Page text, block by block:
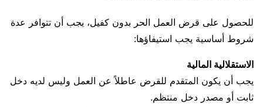
للحصول على قرض العمل الحر بدون كفيل، يجب أن تتوافر عدة
شروط أساسية يجب استيفاؤها:
الاستقلالية المالية
يجب أن يكون المتقدم للقرض عاطلاً عن العمل وليس لديه دخل
ثابت أو مصدر دخل منتظم.